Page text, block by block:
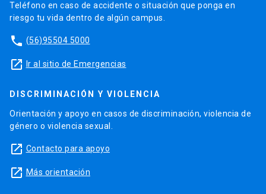
Teléfono en caso de accidente o situación que ponga en
riesgo tu vida dentro de algún campus.
phone (56)95504 5000
launch Ir al sitio de Emergencias
DISCRIMINACIÓN Y VIOLENCIA
Orientación y apoyo en casos de discriminación, violencia de
género o violencia sexual.
launch Contacto para apoyo
launch Más orientación